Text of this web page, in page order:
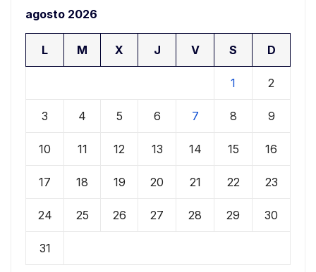
agosto 2026
L M X J V S D
1 2
3 4 5 6 7 8 9
10 11 12 13 14 15 16
17 18 19 20 21 22 23
24 25 26 27 28 29 30
31